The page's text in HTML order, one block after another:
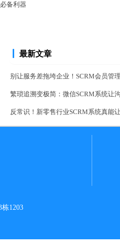
必备利器
最新文章
别让服务差拖垮企业！SCRM会员管
繁琐追溯变极简：微信SCRM系统让
反常识！新零售行业SCRM系统真能
1203